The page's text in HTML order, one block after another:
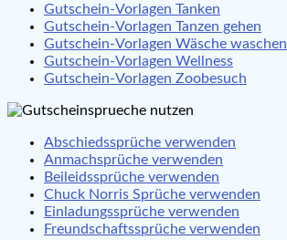
Gutschein-Vorlagen Tanken
Gutschein-Vorlagen Tanzen gehen
Gutschein-Vorlagen Wäsche waschen
Gutschein-Vorlagen Wellness
Gutschein-Vorlagen Zoobesuch
Abschiedssprüche verwenden
Anmachsprüche verwenden
Beileidssprüche verwenden
Chuck Norris Sprüche verwenden
Einladungssprüche verwenden
Freundschaftssprüche verwenden